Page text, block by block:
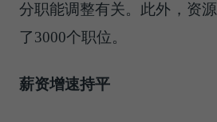
分职能调整有关。此外，资
了3000个职位。
薪资增速持平